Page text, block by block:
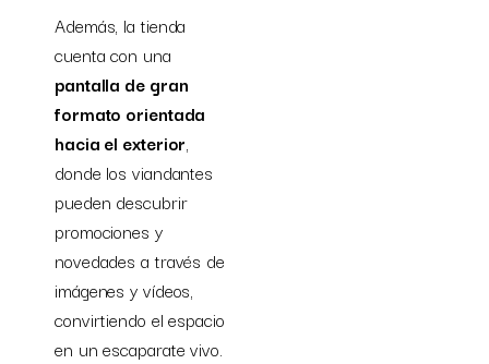
Además, la tienda
cuenta con una
pantalla de gran
formato orientada
hacia el exterior,
donde los viandantes
pueden descubrir
promociones y
novedades a través de
imágenes y vídeos,
convirtiendo el espacio
en un escaparate vivo.